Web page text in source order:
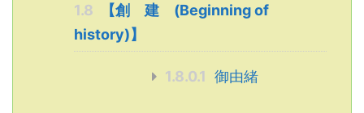
1.8
【創 建 (Beginning of
history)】
1.8.0.1 御由緒